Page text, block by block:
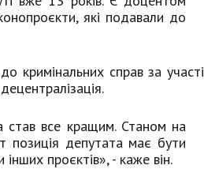
які подавали до
кримінальних справ за участі
став все кращим. Станом на
позиція депутата має бути
проєктів», - каже він.